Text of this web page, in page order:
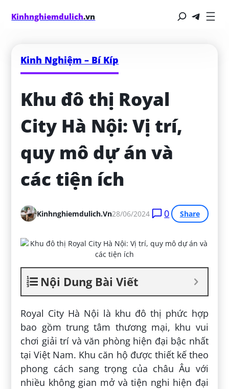
Kinhnghiemdulich.vn
Kinh Nghiệm – Bí Kíp
Khu đô thị Royal
City Hà Nội: Vị trí,
quy mô dự án và
các tiện ích
Kinhnghiemdulich.vn28/06/2024 0 Share
Nội Dung Bài Viết
Royal City Hà Nội là khu đô thị phức hợp
bao gồm trung tâm thương mại, khu vui
chơi giải trí và văn phòng hiện đại bậc nhất
tại Việt Nam. Khu căn hộ được thiết kế theo
phong cách sang trọng của châu Âu với
nhiều không gian mở và tiện nghi hiện đại